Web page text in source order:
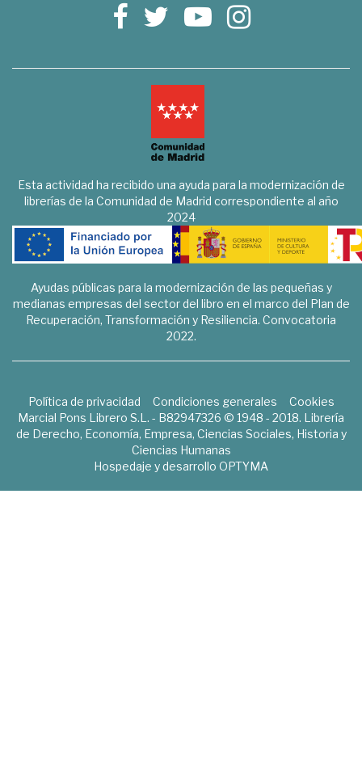
Esta actividad ha recibido una ayuda para la modernización de
librerías de la Comunidad de Madrid correspondiente al año
2024
Ayudas públicas para la modernización de las pequeñas y
medianas empresas del sector del libro en el marco del Plan de
Recuperación, Transformación y Resiliencia. Convocatoria
2022.
Política de privacidad Condiciones generales
Cookies
Marcial Pons Librero S.L. - B82947326 © 1948 - 2018. Librería
de Derecho, Economía, Empresa, Ciencias Sociales, Historia y
Ciencias Humanas
Hospedaje y desarrollo OPTYMA